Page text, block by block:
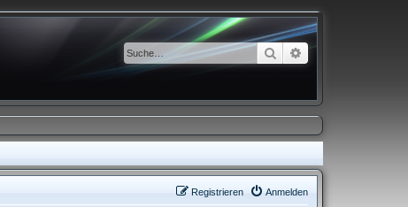
Suche Erweiterte Suche
Anmelden
Registrieren